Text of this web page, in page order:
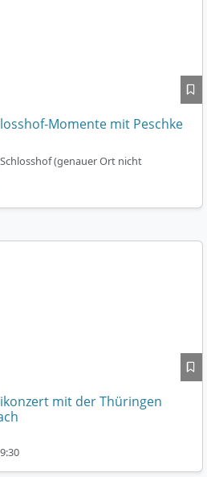
Momente mit Peschke
(genauer Ort nicht
mit der Thüringen